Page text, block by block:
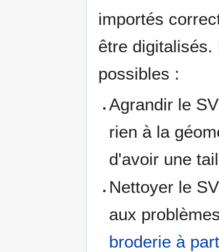
importés
être digitalisés.
possibles :
Agrandir le
rien à la
d'avoir une
Nettoyer le
aux
broderie à